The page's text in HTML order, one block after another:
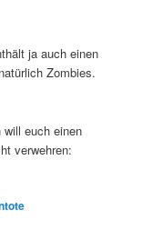
ja auch einen
Zombies.
euch einen
verwehren: